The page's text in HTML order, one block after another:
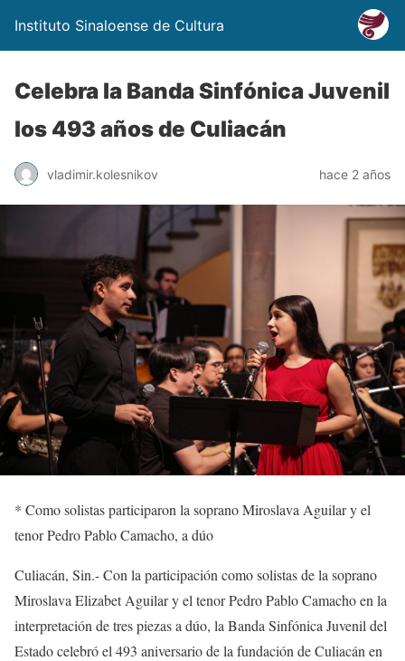
Instituto Sinaloense de Cultura
Celebra la Banda Sinfónica Juvenil
los 493 años de Culiacán
vladimir.kolesnikov hace 2 años
* Como solistas participaron la soprano Miroslava Aguilar y el
tenor Pedro Pablo Camacho, a dúo
Culiacán, Sin.-Con la participación como solistas de la soprano
Miroslava Elizabet Aguilar y el tenor Pedro Pablo Camacho en la
interpretación de tres piezas a dúo, la Banda Sinfónica Juvenil del
Estado celebró el 493 aniversario de la fundación de Culiacán en